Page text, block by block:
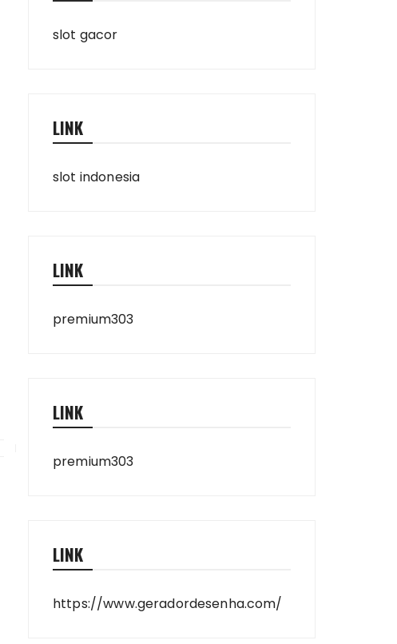
slot gacor
LINK
slot indonesia
LINK
premium303
LINK
premium303
LINK
https://www.geradordesenha.com/